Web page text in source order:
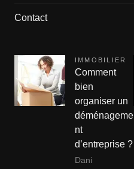
Contact
IMMOBILIER
Comment
bien
organiser un
déménageme
nt
d’entreprise ?
Dani